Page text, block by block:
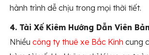
hành trình dễ chịu trong mọi thời tiết.
4. Tài Xế Kiêm Hướng Dẫn Viên
Nhiều công ty thuê xe Bắc Kinh cung